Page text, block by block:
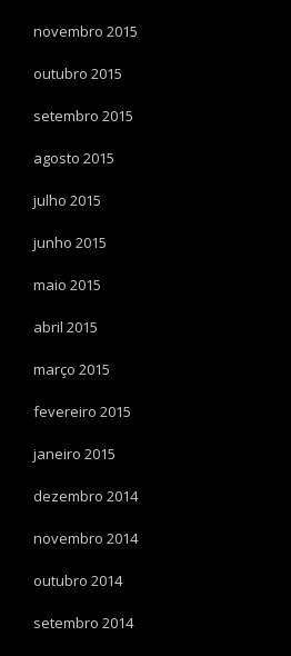
novembro 2015
outubro 2015
setembro 2015
agosto 2015
julho 2015
junho 2015
maio 2015
abril 2015
março 2015
fevereiro 2015
janeiro 2015
dezembro 2014
novembro 2014
outubro 2014
setembro 2014